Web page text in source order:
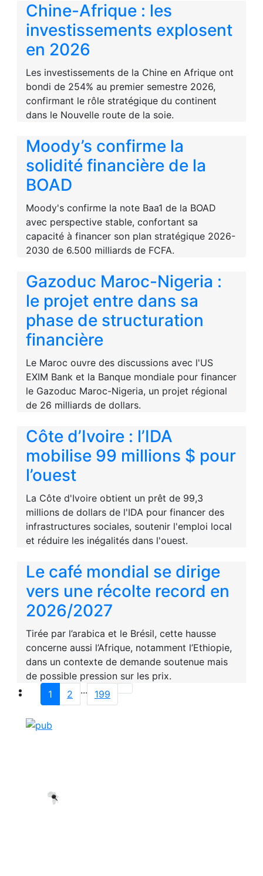
Chine-Afrique : les
investissements explosent
en 2026
Les investissements de la Chine en Afrique ont
bondi de 254% au premier semestre 2026,
confirmant le rôle stratégique du continent
dans le Nouvelle route de la soie.
Moody’s confirme la
solidité financière de la
BOAD
Moody's confirme la note Baa1 de la BOAD
avec perspective stable, confortant sa
capacité à financer son plan stratégique 2026-
2030 de 6.500 milliards de FCFA.
Gazoduc Maroc-Nigeria :
le projet entre dans sa
phase de structuration
financière
Le Maroc ouvre des discussions avec l'US
EXIM Bank et la Banque mondiale pour financer
le Gazoduc Maroc-Nigeria, un projet régional
de 26 milliards de dollars.
Côte d’Ivoire : l’IDA
mobilise 99 millions $ pour
l’ouest
La Côte d'Ivoire obtient un prêt de 99,3
millions de dollars de l'IDA pour financer des
infrastructures sociales, soutenir l'emploi local
et réduire les inégalités dans l'ouest.
Le café mondial se dirige
vers une récolte record en
2026/2027
Tirée par l’arabica et le Brésil, cette hausse
concerne aussi l’Afrique, notamment l’Ethiopie,
dans un contexte de demande soutenue mais
de possible pression sur les prix.
1
2 ... 199